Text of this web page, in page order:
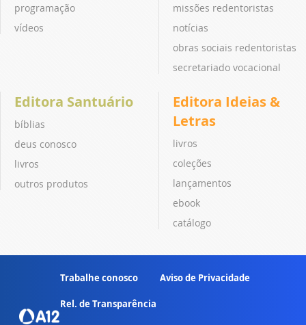
programação
vídeos
missões redentoristas
notícias
obras sociais redentoristas
secretariado vocacional
Editora Santuário
bíblias
deus conosco
livros
outros produtos
Editora Ideias &
Letras
livros
coleções
lançamentos
ebook
catálogo
Trabalhe conosco Aviso de Privacidade
Rel. de Transparência